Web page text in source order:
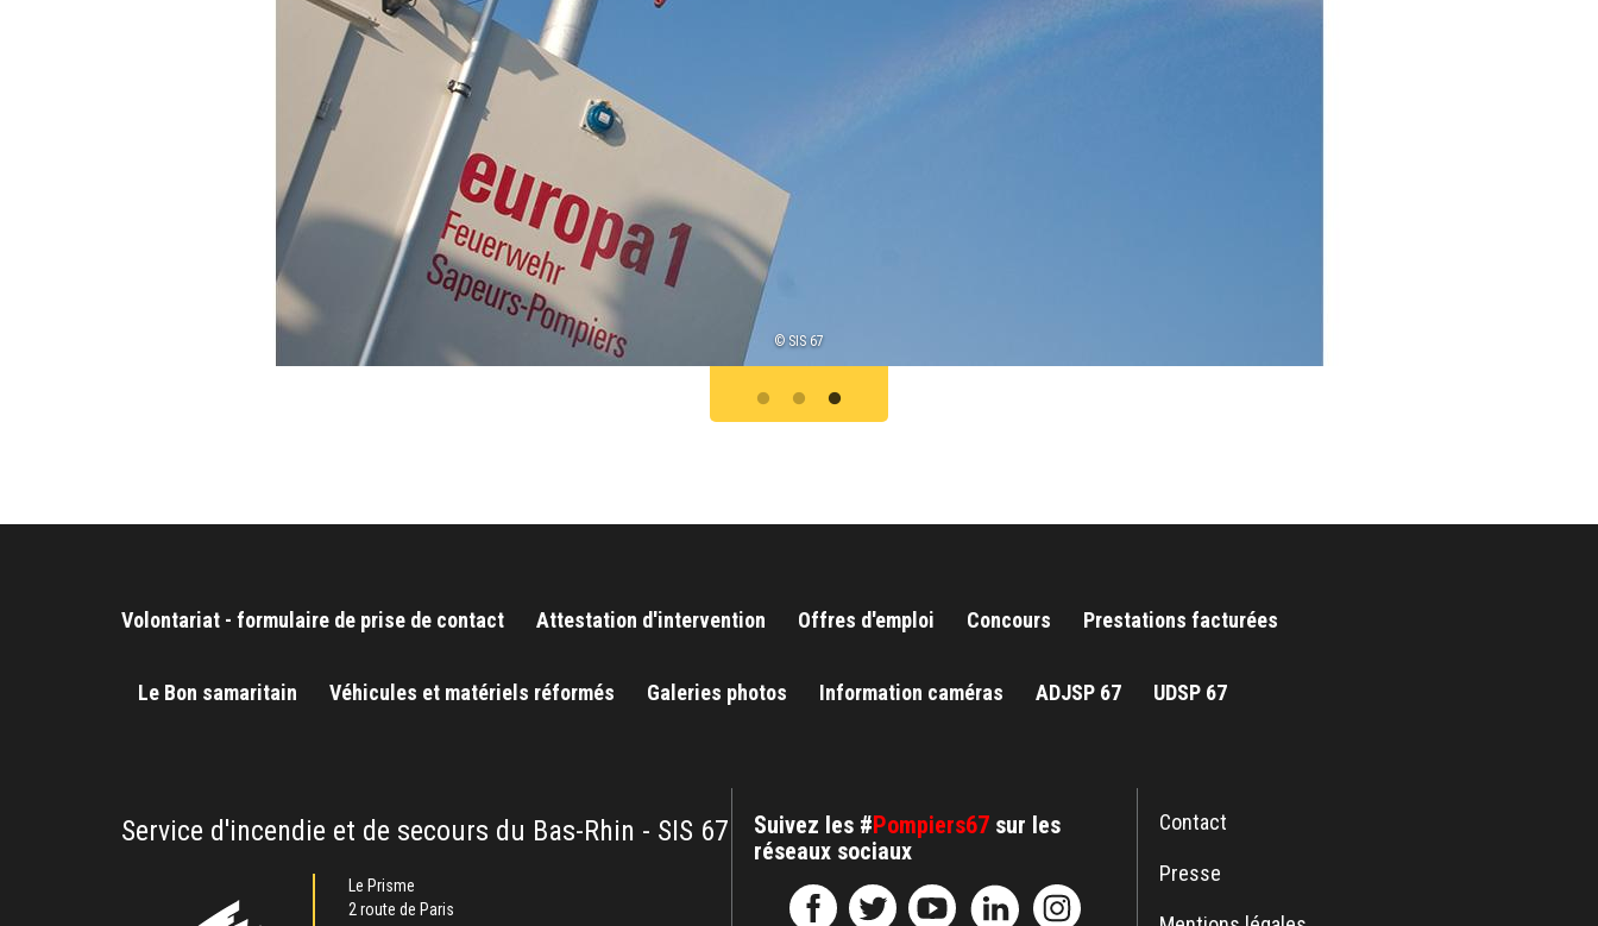
© SIS 67
Volontariat - formulaire de prise de contact Attestation d'intervention Offres d'emploi Concours Prestations facturées
Le Bon samaritain Véhicules et matériels réformés Galeries photos Information caméras ADJSP 67 UDSP 67
Service d'incendie et de secours du Bas-Rhin - SIS 67
Le Prisme
2 route de Paris
Suivez les #Pompiers67 sur les
réseaux sociaux
Contact
Presse